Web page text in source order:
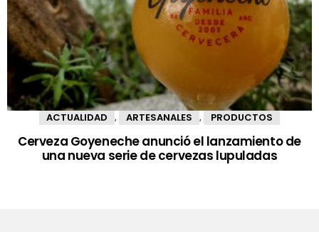
ACTUALIDAD , ARTESANALES , PRODUCTOS
Cerveza Goyeneche anunció el lanzamiento de
una nueva serie de cervezas lupuladas